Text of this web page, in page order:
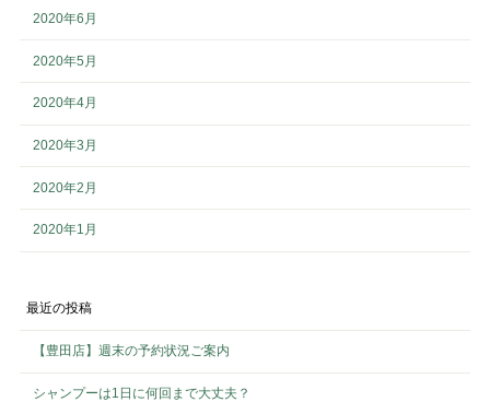
2020年6月
2020年5月
2020年4月
2020年3月
2020年2月
2020年1月
最近の投稿
【豊田店】週末の予約状況ご案内
シャンプーは1日に何回まで大丈夫？